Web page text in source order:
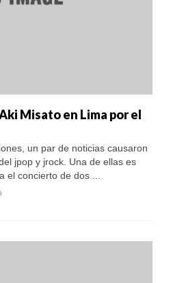
Misato en Lima por el
un par de noticias causaron
jpop y jrock. Una de ellas es
el concierto de dos ...